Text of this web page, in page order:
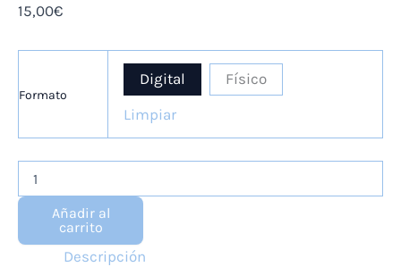
15,00€
Formato
Digital
Físico
Limpiar
Regalo
de
Añadir al
carrito
Descripción